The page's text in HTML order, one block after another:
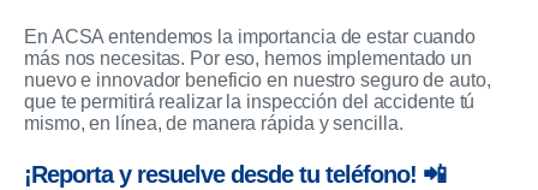
En ACSA entendemos la importancia de estar cuando
más nos necesitas. Por eso, hemos implementado un
nuevo e innovador beneficio en nuestro seguro de auto,
que te permitirá realizar la inspección del accidente tú
mismo, en línea, de manera rápida y sencilla.
¡Reporta y resuelve desde tu teléfono! 📲